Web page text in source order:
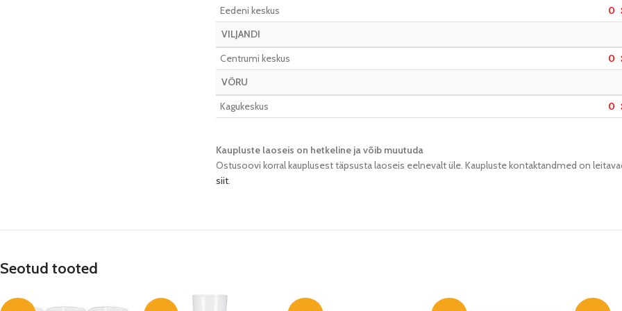
Eedeni keskus 0
VILJANDI
Centrumi keskus
0
VÕRU
Kagukeskus
0
Kaupluste laoseis on hetkeline ja võib muutuda​
Ostusoovi korral kauplusest täpsusta laoseis eelnevalt üle. Kaupluste kontaktandmed on
siit.
Seotud tooted